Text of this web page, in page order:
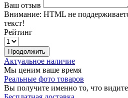
Ваш отзыв
Внимание: HTML не
текст!
Рейтинг
Продолжить
Актуальное наличие
Мы ценим ваше время
Реальные фото товаров
Вы получите именно то, что видите